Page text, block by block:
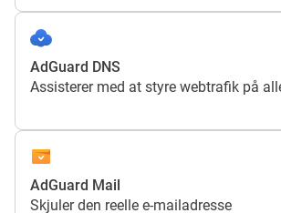
AdGuard DNS
Assisterer med at styre webtrafik på
AdGuard Mail
Skjuler den reelle e-mailadresse